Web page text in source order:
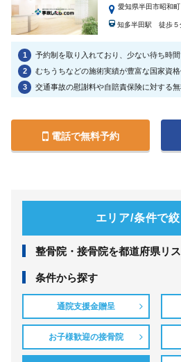
愛知県半田市昭和
知多半田駅 徒歩５
1
予約制を取り入れており、少ない待ち時
2
むちうちなどの施術実績が豊富な国家資
3
交通事故の慰謝料や自賠責保険に対する
電話で無料予約
エリア/条件で
整⾻院・接⾻院を都道府県リ
条件から探す
通院支援金贈呈
お子様歓迎の接骨院